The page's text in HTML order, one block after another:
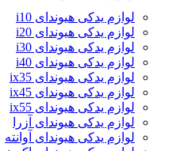
لوازم یدکی هیوندای i10
لوازم یدکی هیوندای i20
لوازم یدکی هیوندای i30
لوازم یدکی هیوندای i40
لوازم یدکی هیوندای ix35
لوازم یدکی هیوندای ix45
لوازم یدکی هیوندای ix55
لوازم یدکی هیوندای آزرا
لوازم یدکی هیوندای آوانته